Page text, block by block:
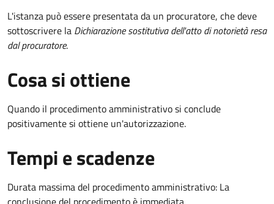
L'istanza può essere presentata da un procuratore, che deve
sottoscrivere la Dichiarazione sostitutiva dell'atto di notorietà resa
dal procuratore.
Cosa si ottiene
Quando il procedimento amministrativo si conclude
positivamente si ottiene un'autorizzazione.
Tempi e scadenze
Durata massima del procedimento amministrativo: La